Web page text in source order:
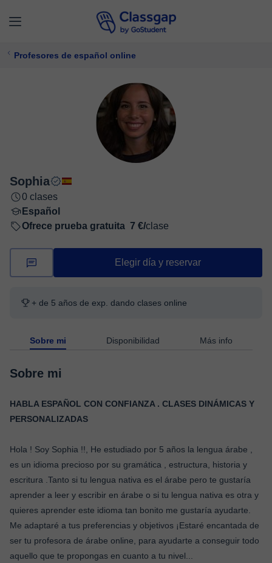
Profesores de español online
Sophia
0 clases
Español
Ofrece prueba gratuita 7 €/clase
Elegir día y reservar
+ de 5 años de exp. dando clases online
Sobre mi Disponibilidad Más info
Sobre mi
HABLA ESPAÑOL CON CONFIANZA . CLASES DINÁMICAS Y
PERSONALIZADAS
Hola ! Soy Sophia !!, He estudiado por 5 años la lengua árabe ,
es un idioma precioso por su gramática , estructura, historia y
escritura .Tanto si tu lengua nativa es el árabe pero te gustaría
aprender a leer y escribir en árabe o si tu lengua nativa es otra y
quieres aprender este idioma tan bonito me gustaría ayudarte.
Me adaptaré a tus preferencias y objetivos ¡Estaré encantada de
ser tu profesora de árabe online, para ayudarte a conseguir todo
aquello que te propongas en cuanto a tu nivel